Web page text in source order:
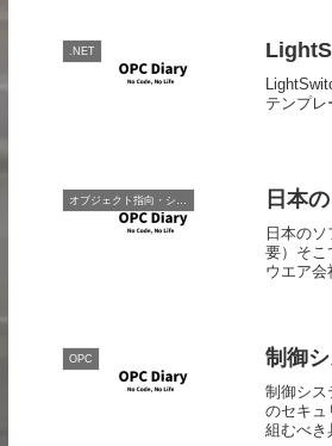
.NET
テンプ
日本
日本の
要）そこ
ウエア
OPC 制御
制御シス
のセキュ
組むべき